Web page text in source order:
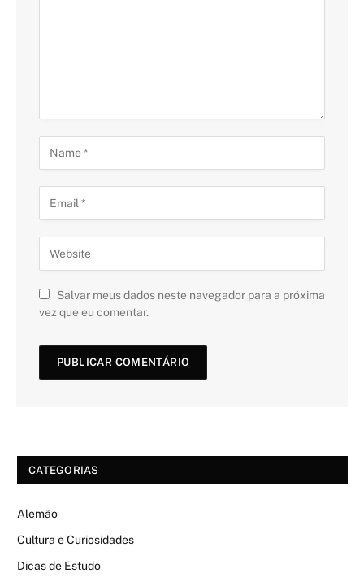
Salvar meus dados neste navegador para a próxima
vez que eu comentar.
CATEGORIAS
Alemão
Cultura e Curiosidades
Dicas de Estudo